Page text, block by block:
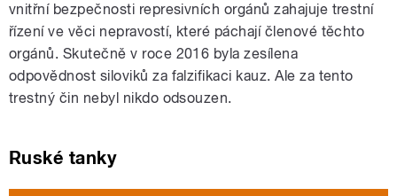
vnitřní bezpečnosti represivních orgánů zahajuje trestní
řízení ve věci nepravostí, které páchají členové těchto
orgánů. Skutečně v roce 2016 byla zesílena
odpovědnost siloviků za falzifikaci kauz. Ale za tento
trestný čin nebyl nikdo odsouzen.
Ruské tanky